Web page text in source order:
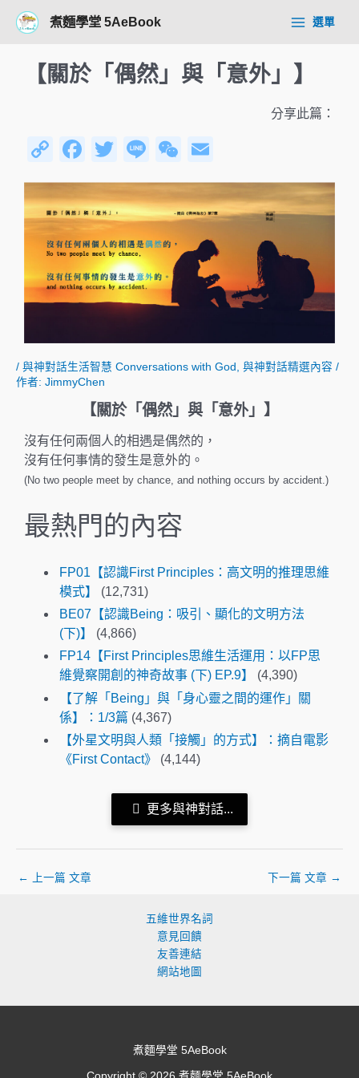
煮麵學堂 5AeBook
Main
選單
【關於「偶然」與「意外」】
分享此篇：
C
o
p
y
Li
n
k
F
a
c
e
b
o
o
T
wi
tt
er
Li
n
e
W
e
C
h
at
m
ail
/ 與神對話生活智慧 Conversations with God , 與神對話精選內容 /
作者: JimmyChen
【關於「偶然」與「意外」】
沒有任何兩個人的相遇是偶然的，
沒有任何事情的發生是意外的。
(No two people meet by chance, and nothing occurs by accident.)
最熱門的內容
FP01【認識First Principles：高文明的推理思維
模式】
(12,731)
BE07【認識Being：吸引、顯化的文明方法
(下)】
(4,866)
FP14【First Principles思維生活運用：以FP思
維覺察開創的神奇故事 (下) EP.9】
(4,390)
【了解「Being」與「身心靈之間的運作」關
係】：1/3篇 (4,367)
【外星文明與人類「接觸」的方式】：摘自電影
《First Contact》
(4,144)
更多與神對話...
navigation
← 上一篇 文章 下一篇 文章 →
五維世界名詞
意見回饋
友善連結
網站地圖
煮麵學堂 5AeBook